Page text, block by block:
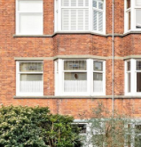
previous